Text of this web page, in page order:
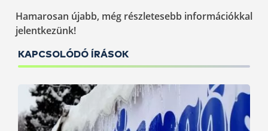
Hamarosan újabb, még részletesebb információkkal
jelentkezünk!
KAPCSOLÓDÓ ÍRÁSOK